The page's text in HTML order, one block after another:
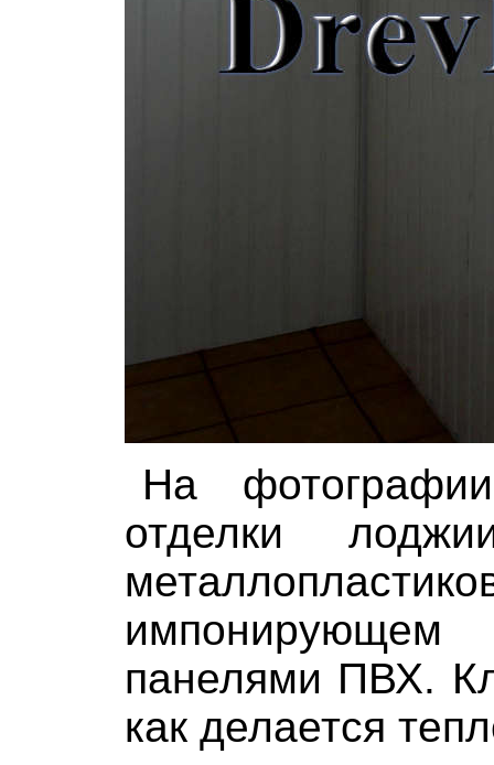
На
отделки
панелями ПВХ.
как делается